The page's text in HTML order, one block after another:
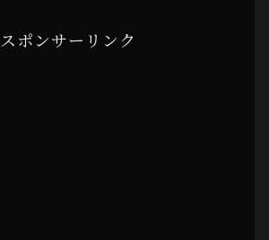
スポンサーリンク